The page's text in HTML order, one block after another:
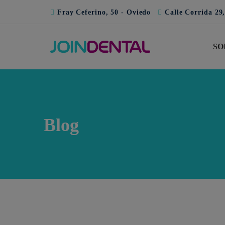
Fray Ceferino, 50 - Oviedo Calle Corrida
Blog